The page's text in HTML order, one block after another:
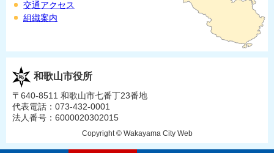
交通アクセス
組織案内
和歌山市役所
〒640-8511 和歌山市七番丁23番地
代表電話：073-432-0001
法人番号：6000020302015
Copyright © Wakayama City Web